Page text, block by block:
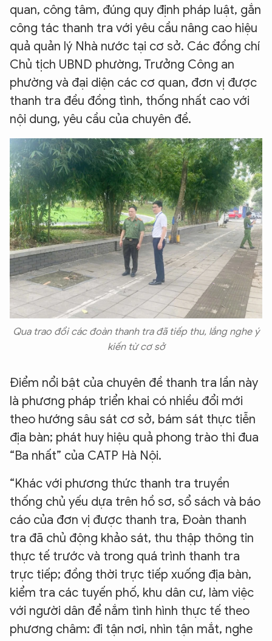
quan, công tâm, đúng quy định pháp luật, gắn
công tác thanh tra với yêu cầu nâng cao hiệu
quả quản lý Nhà nước tại cơ sở. Các đồng chí
Chủ tịch UBND phường, Trưởng Công an
phường và đại diện các cơ quan, đơn vị được
thanh tra đều đồng tình, thống nhất cao với
nội dung, yêu cầu của chuyên đề.
Qua trao đổi các đoàn thanh tra đã tiếp thu, lắng nghe ý
kiến từ cơ sở
Điểm nổi bật của chuyên đề thanh tra lần này
là phương pháp triển khai có nhiều đổi mới
theo hướng sâu sát cơ sở, bám sát thực tiễn
địa bàn; phát huy hiệu quả phong trào thi đua
“Ba nhất” của CATP Hà Nội.
“Khác với phương thức thanh tra truyền
thống chủ yếu dựa trên hồ sơ, sổ sách và báo
cáo của đơn vị được thanh tra, Đoàn thanh
tra đã chủ động khảo sát, thu thập thông tin
thực tế trước và trong quá trình thanh tra
trực tiếp; đồng thời trực tiếp xuống địa bàn,
kiểm tra các tuyến phố, khu dân cư, làm việc
với người dân để nắm tình hình thực tế theo
phương châm: đi tận nơi, nhìn tận mắt, nghe